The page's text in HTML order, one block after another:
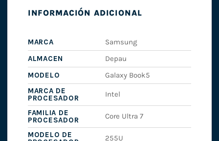
INFORMACIÓN ADICIONAL
MARCA
Samsung
ALMACEN
Depau
MODELO
Galaxy Book5
MARCA DE
PROCESADOR
Intel
FAMILIA DE
PROCESADOR
Core Ultra 7
MODELO DE
255U